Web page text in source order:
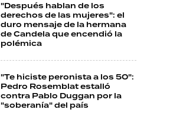
"Después hablan de los
derechos de las mujeres": el
duro mensaje de la hermana
de Candela que encendió la
polémica
"Te hiciste peronista a los 50":
Pedro Rosemblat estalló
contra Pablo Duggan por la
"soberanía" del país